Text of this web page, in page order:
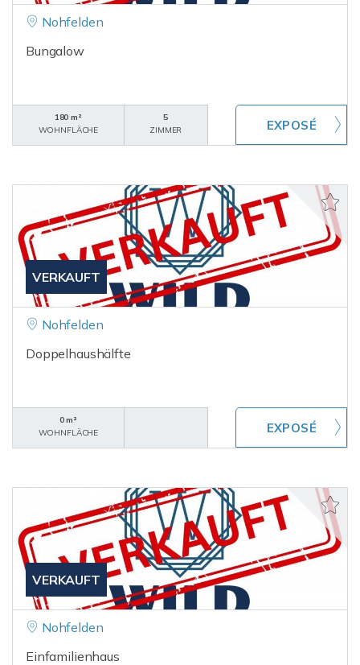
Nohfelden
Bungalow
180 m²
WOHNFLÄCHE
5
ZIMMER
VERKAUFT
Nohfelden
Doppelhaushälfte
0 m²
WOHNFLÄCHE
VERKAUFT
Nohfelden
Einfamilienhaus